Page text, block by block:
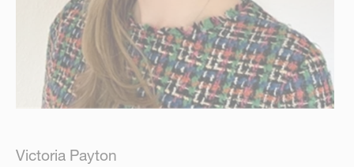
Victoria Payton